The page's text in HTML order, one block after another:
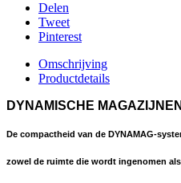
Delen
Tweet
Pinterest
Omschrijving
Productdetails
DYNAMISCHE MAGAZIJNEN
De compactheid van de DYNAMAG-
zowel de ruimte die wordt ingenomen